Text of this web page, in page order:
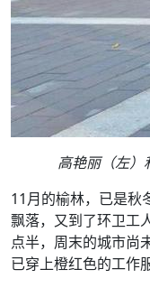
高艳丽（左）
11月的榆林，已是秋
飘落，又到了环卫工
点半，周末的城市尚
已穿上橙红色的工作